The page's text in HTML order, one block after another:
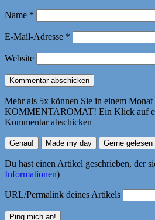
Name *
E-Mail-Adresse *
Website
Mehr als 5x können Sie in einem
KOMMENTAROMAT! Ein Klick auf
Kommentar abschicken
Du hast einen Artikel geschrieben, der
Informationen)
URL/Permalink deines Artikels